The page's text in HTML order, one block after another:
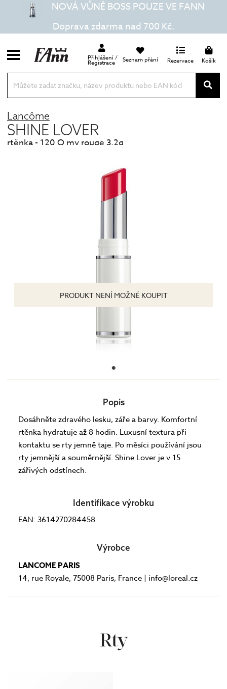
NOVÁ VŮNĚ BOSS POUZE VE FANN
Doprava zdarma nad 700 Kč.
Přihlášení /
Registrace Seznam přání Rezervace Košík
Lancôme
SHINE LOVER
rtěnka - 120 O my rouge 3,2g
PRODUKT NENÍ MOŽNÉ KOUPIT
Popis
Dosáhněte zdravého lesku, záře a barvy. Komfortní
rtěnka hydratuje až 8 hodin. Luxusní textura při
kontaktu se rty jemně taje. Po měsíci používání jsou
rty jemnější a souměrnější. Shine Lover je v 15
zářivých odstínech.
Identifikace výrobku
EAN: 3614270284458
Výrobce
LANCOME PARIS
14, rue Royale, 75008 Paris, France | info@loreal.cz
Rty